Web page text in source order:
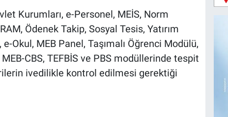
Kurumları, e-Personel, MEİS, Norm
Ödenek Takip, Sosyal Tesis, Yatırım
Okul, MEB Panel, Taşımalı Öğrenci Modülü,
CBS, TEFBİS ve PBS modüllerinde tespit
ivedilikle kontrol edilmesi gerektiği